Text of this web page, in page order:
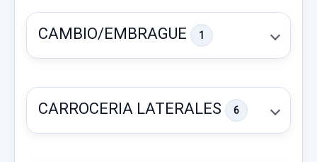
CAMBIO/EMBRAGUE 1
CARROCERIA LATERALES 6